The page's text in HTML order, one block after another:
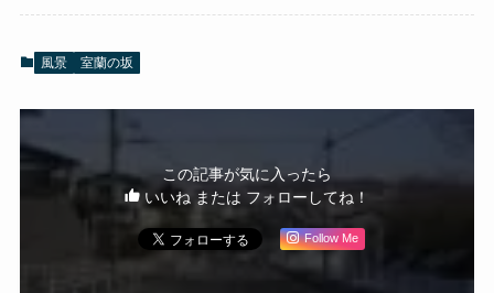
風景 室蘭の坂
この記事が気に入ったら
いいね または フォローしてね！
Follow Me